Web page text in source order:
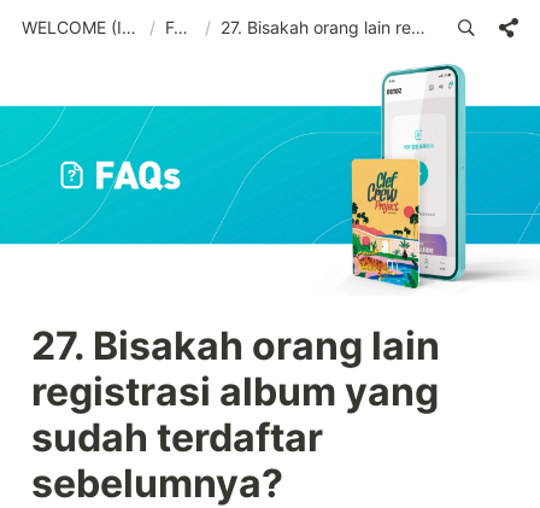
WELCOME (IND)_old / FAQs / 27. Bisakah orang lain registrasi album yang sudah terdaftar sebelumnya?
27. Bisakah orang lain
registrasi album yang
sudah terdaftar
sebelumnya?